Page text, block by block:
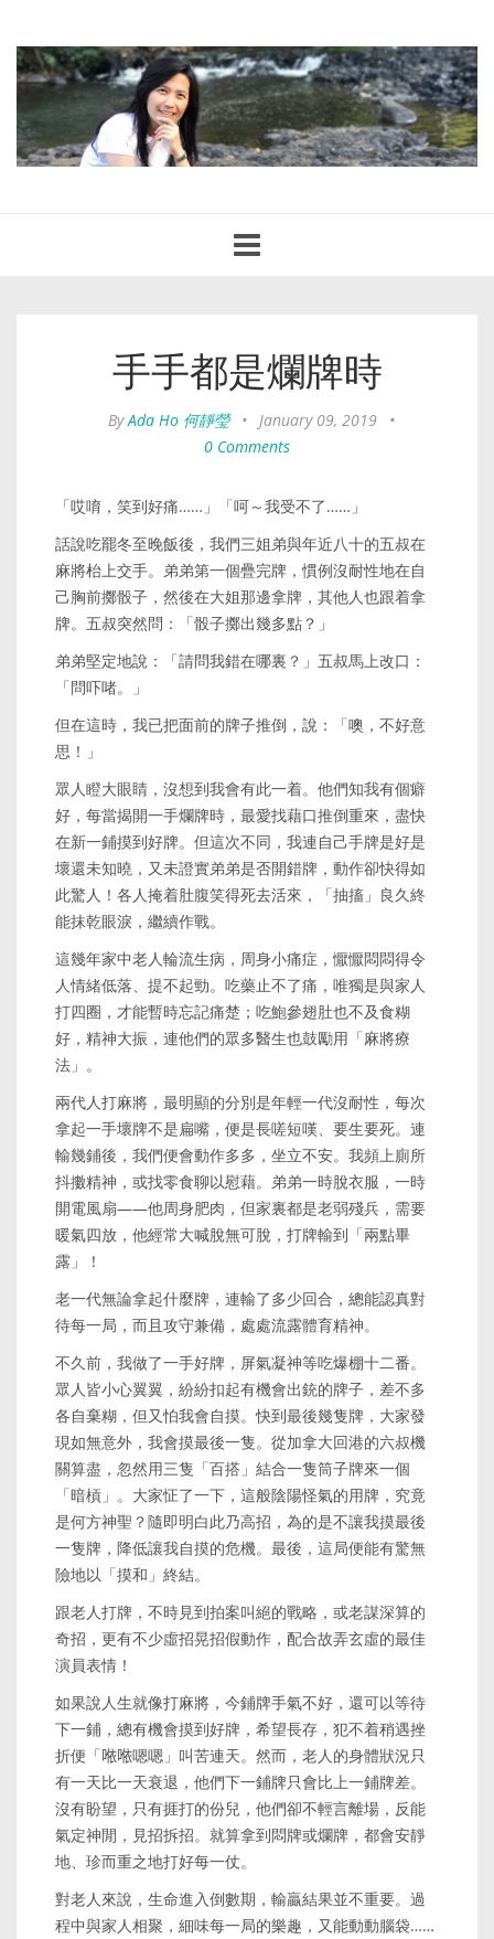
navigation
手手都是爛牌時
ByAda Ho 何靜瑩 • January 09, 2019
•
0 Comments
「哎唷，笑到好痛……」「呵～我受不了……」
話說吃罷冬至晚飯後，我們三姐弟與年近八十的五叔在
麻將枱上交手。弟弟第一個疊完牌，慣例沒耐性地在自
己胸前擲骰子，然後在大姐那邊拿牌，其他人也跟着拿
牌。五叔突然問：「骰子擲出幾多點？」
弟弟堅定地說：「請問我錯在哪裏？」五叔馬上改口：
「問吓啫。」
但在這時，我已把面前的牌子推倒，說：「噢，不好意
思！」
眾人瞪大眼睛，沒想到我會有此一着。他們知我有個癖
好，每當揭開一手爛牌時，最愛找藉口推倒重來，盡快
在新一鋪摸到好牌。但這次不同，我連自己手牌是好是
壞還未知曉，又未證實弟弟是否開錯牌，動作卻快得如
此驚人！各人掩着肚腹笑得死去活來，「抽搐」良久終
能抹乾眼淚，繼續作戰。
這幾年家中老人輪流生病，周身小痛症，懨懨悶悶得令
人情緒低落、提不起勁。吃藥止不了痛，唯獨是與家人
打四圈，才能暫時忘記痛楚；吃鮑參翅肚也不及食糊
好，精神大振，連他們的眾多醫生也鼓勵用「麻將療
法」。
兩代人打麻將，最明顯的分別是年輕一代沒耐性，每次
拿起一手壞牌不是扁嘴，便是長嗟短嘆、要生要死。連
輸幾鋪後，我們便會動作多多，坐立不安。我頻上廁所
抖擻精神，或找零食聊以慰藉。弟弟一時脫衣服，一時
開電風扇——他周身肥肉，但家裏都是老弱殘兵，需要
暖氣四放，他經常大喊脫無可脫，打牌輸到「兩點畢
露」！
老一代無論拿起什麼牌，連輸了多少回合，總能認真對
待每一局，而且攻守兼備，處處流露體育精神。
不久前，我做了一手好牌，屏氣凝神等吃爆棚十二番。
眾人皆小心翼翼，紛紛扣起有機會出銃的牌子，差不多
各自棄糊，但又怕我會自摸。快到最後幾隻牌，大家發
現如無意外，我會摸最後一隻。從加拿大回港的六叔機
關算盡，忽然用三隻「百搭」結合一隻筒子牌來一個
「暗槓」。大家怔了一下，這般陰陽怪氣的用牌，究竟
是何方神聖？隨即明白此乃高招，為的是不讓我摸最後
一隻牌，降低讓我自摸的危機。最後，這局便能有驚無
險地以「摸和」終結。
跟老人打牌，不時見到拍案叫絕的戰略，或老謀深算的
奇招，更有不少虛招晃招假動作，配合故弄玄虛的最佳
演員表情！
如果說人生就像打麻將，今鋪牌手氣不好，還可以等待
下一鋪，總有機會摸到好牌，希望長存，犯不着稍遇挫
折便「𠵱𠵱嗯嗯」叫苦連天。然而，老人的身體狀況只
有一天比一天衰退，他們下一鋪牌只會比上一鋪牌差。
沒有盼望，只有捱打的份兒，他們卻不輕言離場，反能
氣定神閒，見招拆招。就算拿到悶牌或爛牌，都會安靜
地、珍而重之地打好每一仗。
對老人來說，生命進入倒數期，輸贏結果並不重要。過
程中與家人相聚，細味每一局的樂趣，又能動動腦袋……